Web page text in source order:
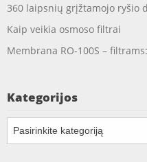
360 laipsnių grįžtamojo ryšio
Kaip veikia osmoso filtrai
Membrana RO-100S –
Kategorijos
Kategorijos